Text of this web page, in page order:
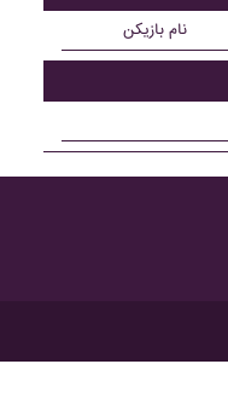
نام بازیکن